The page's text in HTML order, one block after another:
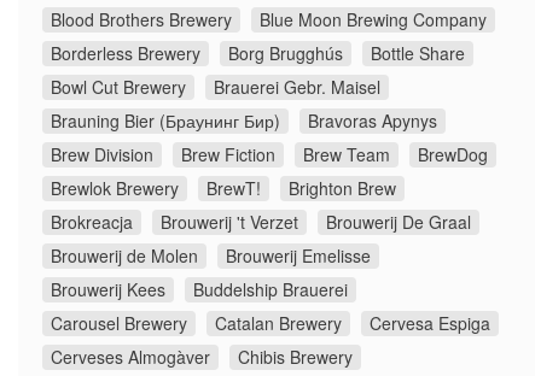
Blood Brothers Brewery
Blue Moon Brewing Company
Borderless Brewery
Borg Brugghús
Bottle Share
Bowl Cut Brewery
Brauerei Gebr. Maisel
Brauning Bier (Браунинг Бир)
Bravoras Apynys
Brew Division
Brew Fiction Brew Team
BrewDog
Brewlok Brewery
BrewT!
Brighton Brew
Brokreacja
Brouwerij 't Verzet
Brouwerij De Graal
Brouwerij de Molen
Brouwerij Emelisse
Brouwerij Kees
Buddelship Brauerei
Carousel Brewery
Catalan Brewery
Cervesa Espiga
Cerveses Almogàver
Chibis Brewery